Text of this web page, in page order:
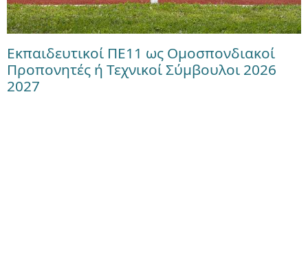
Εκπαιδευτικοί ΠΕ11 ως Ομοσπονδιακοί
Προπονητές ή Τεχνικοί Σύμβουλοι 2026
2027